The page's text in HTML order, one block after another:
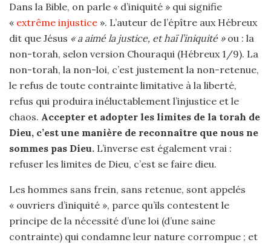
Dans la Bible, on parle « d’iniquité » qui signifie
« extrême injustice ». L’auteur de l’épître aux Hébreux
dit que Jésus « a aimé la justice, et haï l’iniquité »ou : la
non-torah, selon version Chouraqui (Hébreux 1/9). La
non-torah, la non-loi, c’est justement la non-retenue,
le refus de toute contrainte limitative à la liberté,
refus qui produira inéluctablement l’injustice et le
chaos. Accepter et adopter les limites de la torah de
Dieu, c’est une manière de reconnaître que nous ne
sommes pas Dieu. L’inverse est également vrai :
refuser les limites de Dieu, c’est se faire dieu.
Les hommes sans frein, sans retenue, sont appelés
« ouvriers d’iniquité », parce qu’ils contestent le
principe de la nécessité d’une loi (d’une saine
contrainte) qui condamne leur nature corrompue ; et